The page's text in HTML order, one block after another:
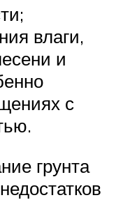
влаги,
и
с
грунта